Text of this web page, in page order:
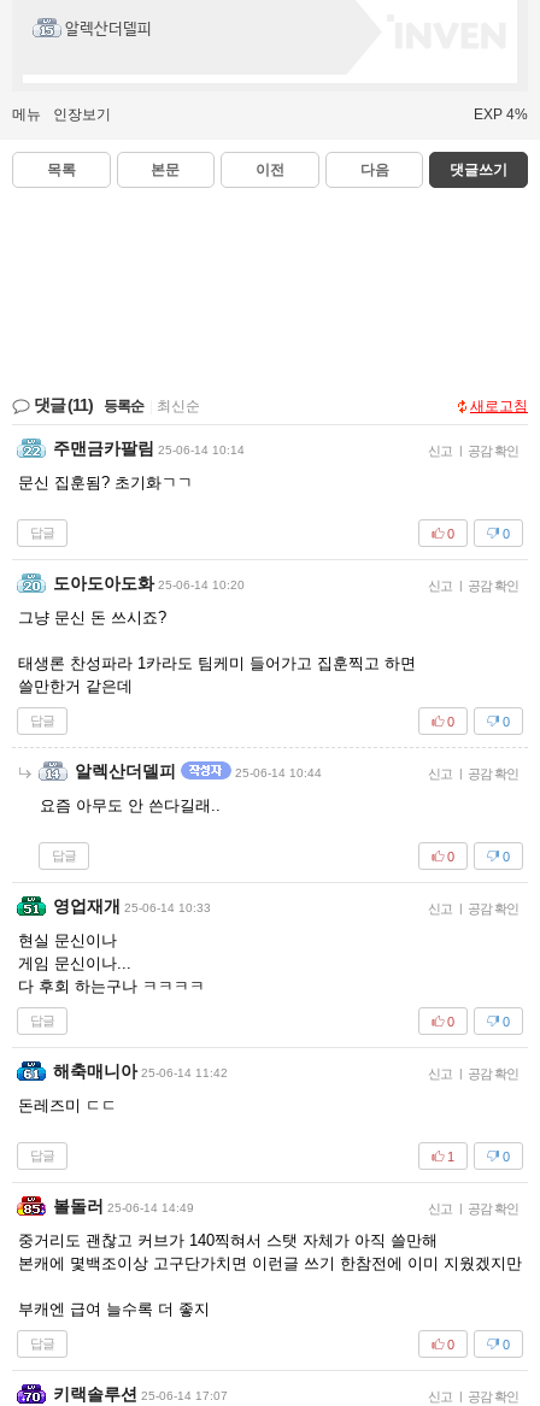
알렉산더델피
메뉴 인장보기 EXP 4%
목록 본문 이전 다음 댓글쓰기
댓글(11) 등록순 최신순 새로고침
주맨금카팔림 25-06-14 10:14 신고 | 공감 확인
문신 집훈됨? 초기화ㄱㄱ
답글 0
0
도아도아도화 25-06-14 10:20 신고 | 공감 확인
그냥 문신 돈 쓰시죠?
태생론 찬성파라 1카라도 팀케미 들어가고 집훈찍고 하면
쓸만한거 같은데
답글 0
0
알렉산더델피 25-06-14 10:44 신고 | 공감 확인
요즘 아무도 안 쓴다길래..
답글 0
0
영업재개 25-06-14 10:33 신고 | 공감 확인
현실 문신이나
게임 문신이나...
다 후회 하는구나 ㅋㅋㅋㅋ
답글 0
0
해축매니아 25-06-14 11:42 신고 | 공감 확인
돈레즈미 ㄷㄷ
답글 0
1
볼돌러 25-06-14 14:49 신고 | 공감 확인
중거리도 괜찮고 커브가 140찍혀서 스탯 자체가 아직 쓸만해
본캐에 몇백조이상 고구단가치면 이런글 쓰기 한참전에 이미 지웠겠지만
부캐엔 급여 늘수록 더 좋지
답글 0
0
키랙솔루션 25-06-14 17:07 신고 | 공감 확인